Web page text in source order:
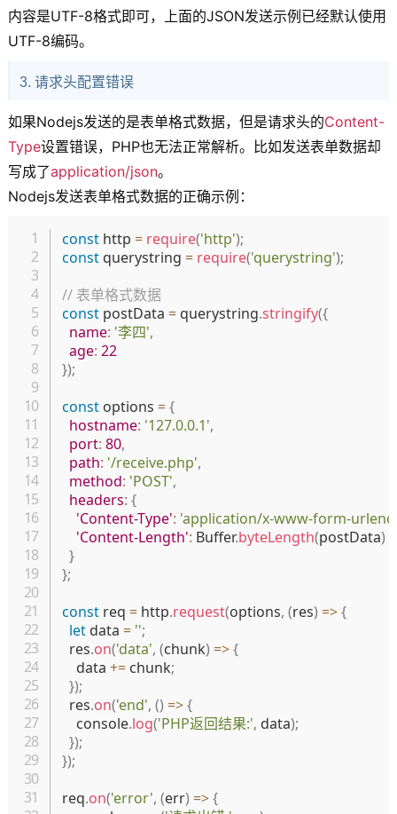
内容是UTF-8格式即可，上面的JSON发送示例已经默认使用
UTF-8编码。
3. 请求头配置错误
如果Nodejs发送的是表单格式数据，但是请求头的Content-
Type设置错误，PHP也无法正常解析。比如发送表单数据却
写成了application/json。
Nodejs发送表单格式数据的正确示例：
const http = require('http');
const querystring = require('querystring');
// 表单格式数据
const postData = querystring.stringify({
name: '李四',
age: 22
});
const options ={
hostname: '127.0.0.1',
port: 80,
path: '/receive.php',
method: 'POST',
headers: {
'Content-Type': 'application/x-www-form-
'Content-Length': Buffer.byteLength(postData)
}
};
const req = http.request(options, (res) =>{
let data = '';
  res
.on('data', (chunk) =>{
    data
+= chunk;
});
  res
.on('end', () =>{
    console
.log('PHP返回结果:', data);
});
});
req.on('error', (err) =>{